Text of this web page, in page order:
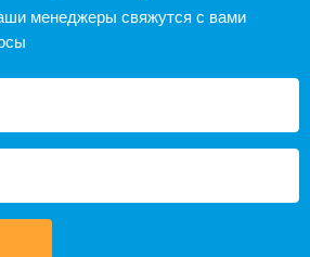
менеджеры свяжутся с вами